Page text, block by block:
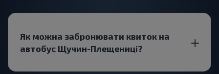
Як можна забронювати квиток на
автобус Щучин-Плещениці?